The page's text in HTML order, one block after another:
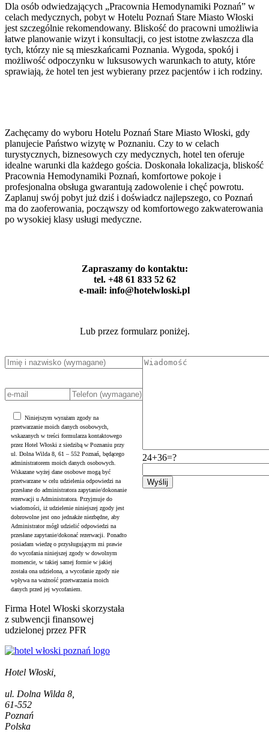
Dla osób odwiedzających „Pracownia Hemodynamiki Poznań” w
celach medycznych, pobyt w Hotelu Poznań Stare Miasto Włoski
jest szczególnie rekomendowany. Bliskość do pracowni umożliwia
łatwe planowanie wizyt i konsultacji, co jest istotne zwłaszcza dla
tych, którzy nie są mieszkańcami Poznania. Wygoda, spokój i
możliwość odpoczynku w luksusowych warunkach to atuty, które
sprawiają, że hotel ten jest wybierany przez pacjentów i ich rodziny.
Zachęcamy do wyboru Hotelu Poznań Stare Miasto Włoski, gdy
planujecie Państwo wizytę w Poznaniu. Czy to w celach
turystycznych, biznesowych czy medycznych, hotel ten oferuje
idealne warunki dla każdego gościa. Doskonała lokalizacja, bliskość
Pracownia Hemodynamiki Poznań, komfortowe pokoje i
profesjonalna obsługa gwarantują zadowolenie i chęć powrotu.
Zaplanuj swój pobyt już dziś i doświadcz najlepszego, co Poznań
ma do zaoferowania, począwszy od komfortowego zakwaterowania
po wysokiej klasy usługi medyczne.
Zapraszamy do kontaktu:
tel. +48 61 833 52 62
e-mail: info@hotelwloski.pl
Lub przez formularz poniżej.
Niniejszym wyrażam zgody na
przetwarzanie moich danych osobowych,
wskazanych w treści formularza kontaktowego
przez Hotel Włoski z siedzibą w Poznaniu przy
ul. Dolna Wilda 8, 61 – 552 Poznań, będącego
administratorem moich danych osobowych.
Wskazane wyżej dane osobowe mogą być
przetwarzane w celu udzielenia odpowiedzi na
przesłane do administratora zapytanie/dokonanie
rezerwacji u Administratora. Przyjmuje do
wiadomości, iż udzielenie niniejszej zgody jest
dobrowolne jest ono jednakże niezbędne, aby
Administrator mógł udzielić odpowiedzi na
przesłane zapytanie/dokonać rezerwacji. Ponadto
posiadam wiedzę o przysługującym mi prawie
do wycofania niniejszej zgody w dowolnym
momencie, w takiej samej formie w jakiej
została ona udzielona, a wycofanie zgody nie
wpływa na ważność przetwarzania moich
danych przed jej wycofaniem.
Firma Hotel Włoski skorzystała
z subwencji finansowej
udzielonej przez PFR
24+36=?
Hotel Włoski,
ul. Dolna Wilda 8,
61-552
Poznań
Polska